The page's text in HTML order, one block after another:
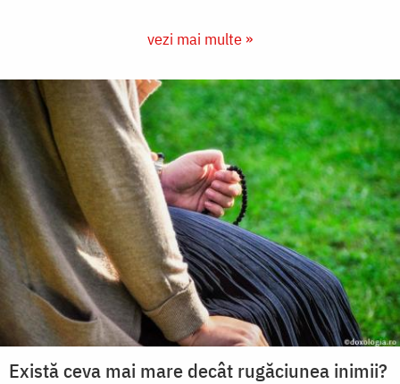
vezi mai multe »
Există ceva mai mare decât rugăciunea inimii?